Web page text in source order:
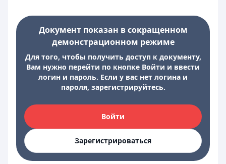
Документ показан в сокращенном
демонстрационном режиме
Для того, чтобы получить доступ к документу,
Вам нужно перейти по кнопке Войти и ввести
логин и пароль. Если у вас нет логина и
пароля, зарегистрируйтесь.
Войти
Зарегистрироваться